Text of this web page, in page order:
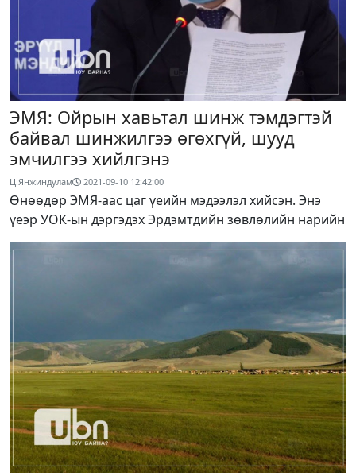
ЭМЯ: Ойрын хавьтал шинж тэмдэгтэй
байвал шинжилгээ өгөхгүй, шууд
эмчилгээ хийлгэнэ
Ц.Янжиндулам 2021-09-10 12:42:00
Өнөөдөр ЭМЯ-аас цаг үеийн мэдээлэл хийсэн. Энэ
үеэр УОК-ын дэргэдэх Эрдэмтдийн зөвлөлийн нарийн